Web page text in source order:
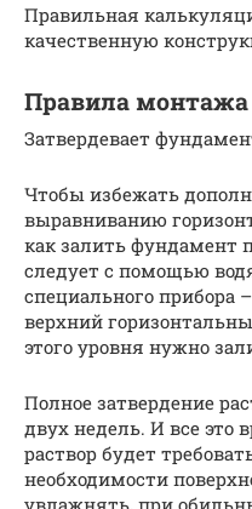
Правильная
качественную
Правила монтажа
Затвердевает
Чтобы избежать
выравниванию
как залить фундамент
следует с помощью
специального прибора
верхний
этого уровня нужно
Полное затвердение
двух недель. И все
раствор будет
необходимости
увлажнять, при